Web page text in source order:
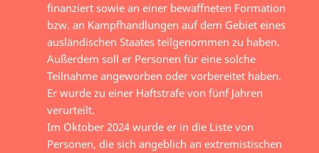
finanziert sowie an einer bewaffneten Formation
bzw. an Kampfhandlungen auf dem Gebiet eines
ausländischen Staates teilgenommen zu haben.
Außerdem soll er Personen für eine solche
Teilnahme angeworben oder vorbereitet haben.
Er wurde zu einer Haftstrafe von fünf Jahren
verurteilt.
Im Oktober 2024 wurde er in die Liste von
Personen, die sich angeblich an extremistischen